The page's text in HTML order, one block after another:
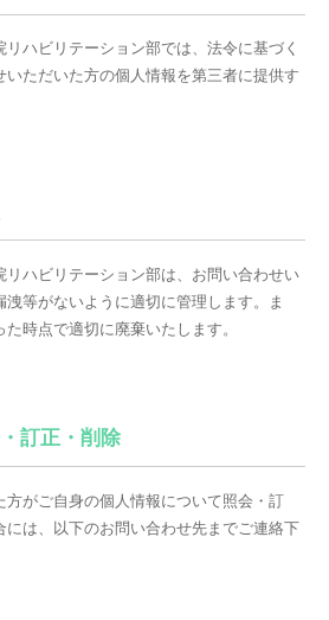
ハビリテーション部では、法令に基づく
ただいた方の個人情報を第三者に提供す
ハビリテーション部は、お問い合わせい
等がないように適切に管理します。ま
時点で適切に廃棄いたします。
訂正・削除
がご自身の個人情報について照会・訂
には、以下のお問い合わせ先までご連絡下